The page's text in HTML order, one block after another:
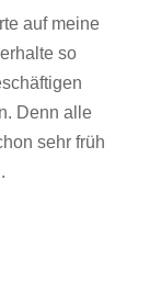
auf meine
so
Denn alle
sehr früh